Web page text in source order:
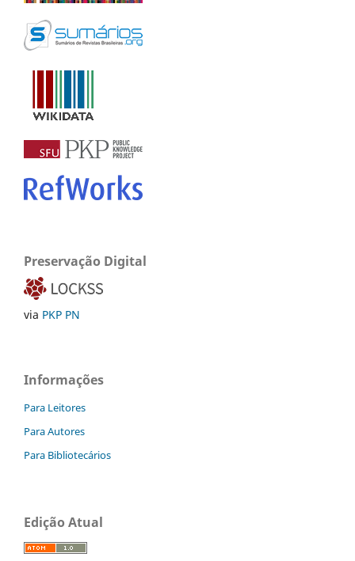
Preservação Digital
via PKP PN
Informações
Para Leitores
Para Autores
Para Bibliotecários
Edição Atual